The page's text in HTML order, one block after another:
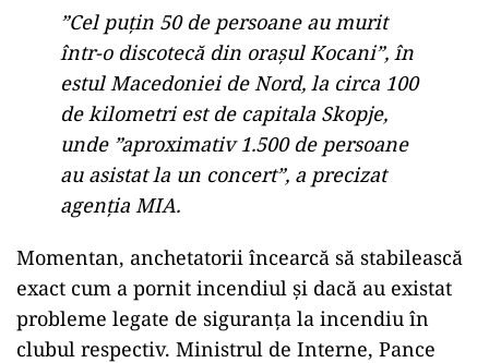
”Cel puțin 50 de persoane au murit
într-o discotecă din orașul Kocani”, în
estul Macedoniei de Nord, la circa 100
de kilometri est de capitala Skopje,
unde ”aproximativ 1.500 de persoane
au asistat la un concert”, a precizat
agenția MIA.
Momentan, anchetatorii încearcă să stabilească
exact cum a pornit incendiul și dacă au existat
probleme legate de siguranța la incendiu în
clubul respectiv. Ministrul de Interne, Pance